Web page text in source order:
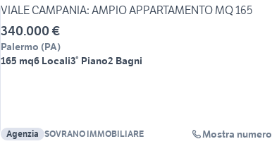
VIALE CAMPANIA: AMPIO APPARTAMENTO MQ 165
340.000 €
Palermo (PA)
165 mq6 Locali3° Piano2 Bagni
Agenzia SOVRANO IMMOBILIARE Mostra numero